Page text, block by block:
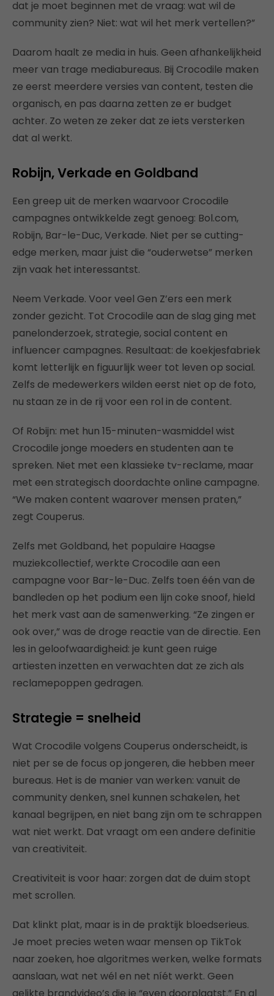
dat je moet beginnen met de vraag: wat wil de
community zien? Niet: wat wil het merk vertellen?”
Daarom haalt ze media in huis. Geen afhankelijkheid
meer van trage mediabureaus. Bij Crocodile maken
ze eerst meerdere versies van content, testen die
organisch, en pas daarna zetten ze er budget
achter. Zo weten ze zeker dat ze iets versterken
dat al werkt.
Robijn, Verkade en Goldband
Een greep uit de merken waarvoor Crocodile
campagnes ontwikkelde zegt genoeg: Bol.com,
Robijn, Bar-le-Duc, Verkade. Niet per se cutting-
edge merken, maar juist die “ouderwetse” merken
zijn vaak het interessantst.
Neem Verkade. Voor veel Gen Z’ers een merk
zonder gezicht. Tot Crocodile aan de slag ging met
panelonderzoek, strategie, social content en
influencer campagnes. Resultaat: de koekjesfabriek
komt letterlijk en figuurlijk weer tot leven op social.
Zelfs de medewerkers wilden eerst niet op de foto,
nu staan ze in de rij voor een rol in de content.
Of Robijn: met hun 15-minuten-wasmiddel wist
Crocodile jonge moeders en studenten aan te
spreken. Niet met een klassieke tv-reclame, maar
met een strategisch doordachte online campagne.
“We maken content waarover mensen praten,”
zegt Couperus.
Zelfs met Goldband, het populaire Haagse
muziekcollectief, werkte Crocodile aan een
campagne voor Bar-le-Duc. Zelfs toen één van de
bandleden op het podium een lijn coke snoof, hield
het merk vast aan de samenwerking. “Ze zingen er
ook over,” was de droge reactie van de directie. Een
les in geloofwaardigheid: je kunt geen ruige
artiesten inzetten en verwachten dat ze zich als
reclamepoppen gedragen.
Strategie = snelheid
Wat Crocodile volgens Couperus onderscheidt, is
niet per se de focus op jongeren, die hebben meer
bureaus. Het is de manier van werken: vanuit de
community denken, snel kunnen schakelen, het
kanaal begrijpen, en niet bang zijn om te schrappen
wat niet werkt. Dat vraagt om een andere definitie
van creativiteit.
Creativiteit is voor haar: zorgen dat de duim stopt
met scrollen.
Dat klinkt plat, maar is in de praktijk bloedserieus.
Je moet precies weten waar mensen op TikTok
naar zoeken, hoe algoritmes werken, welke formats
aanslaan, wat net wél en net níét werkt. Geen